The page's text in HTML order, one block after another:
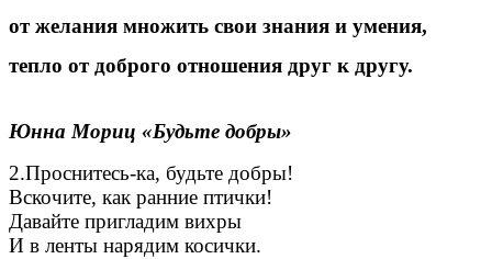
от желания множить свои знания и умения,
тепло от доброго отношения друг к другу.
Юнна Мориц «Будьте добры»
2.Проснитесь-ка, будьте добры!
Вскочите, как ранние птички!
Давайте пригладим вихры
И в ленты нарядим косички.